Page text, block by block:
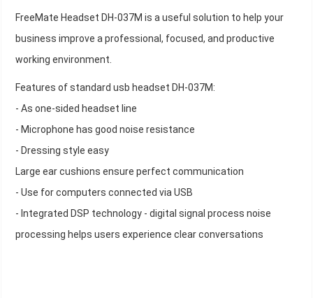
FreeMate Headset DH-037M is a useful solution to help your
business improve a professional, focused, and productive
working environment.
Features of standard usb headset DH-037M:
- As one-sided headset line
- Microphone has good noise resistance
- Dressing style easy
Large ear cushions ensure perfect communication
- Use for computers connected via USB
- Integrated DSP technology - digital signal process noise
processing helps users experience clear conversations